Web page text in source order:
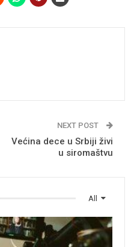
NEXT POST
Većina dece u Srbiji živi
u siromaštvu
All